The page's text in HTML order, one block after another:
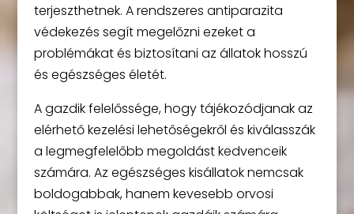
terjeszthetnek. A rendszeres antiparazita
védekezés segít megelőzni ezeket a
problémákat és biztosítani az állatok hosszú
és egészséges életét.
A gazdik felelőssége, hogy tájékozódjanak az
elérhető kezelési lehetőségekről és kiválasszák
a legmegfelelőbb megoldást kedvenceik
számára. Az egészséges kisállatok nemcsak
boldogabbak, hanem kevesebb orvosi